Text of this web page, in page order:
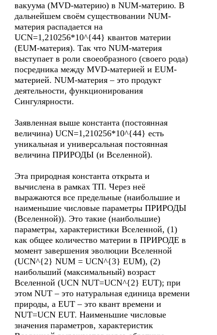
вакуума (MVD-материю) в NUM-материю. В
дальнейшем своём существовании NUM-
материя распадается на
UCN=1,210256*10^{44} квантов материи
(EUM-материя). Так что NUM-материя
выступает в роли своеобразного (своего рода)
посредника между MVD-материей и EUM-
материей. NUM-материя – это продукт
деятельности, функционирования
Сингулярности.
Заявленная выше константа (постоянная
величина) UCN=1,210256*10^{44} есть
уникальная и универсальная постоянная
величина ПРИРОДЫ (и Вселенной).
Эта природная константа открыта и
вычислена в рамках ТП. Через неё
выражаются все предельные (наибольшие и
наименьшие числовые параметры ПРИРОДЫ
(Вселенной)). Это такие (наибольшие)
параметры, характеристики Вселенной, (1)
как общее количество материи в ПРИРОДЕ в
момент завершения эволюции Вселенной
(UCN^{2} NUM = UCN^{3} EUM), (2)
наибольший (максимальный) возраст
Вселенной (UCN NUT=UCN^{2} EUT); при
этом NUT – это натуральная единица времени
природы, а EUT – это квант времени и
NUT=UCN EUT. Наименьшие числовые
значения параметров, характеристик